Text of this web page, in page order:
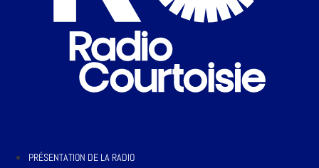
PRÉSENTATION DE LA RADIO